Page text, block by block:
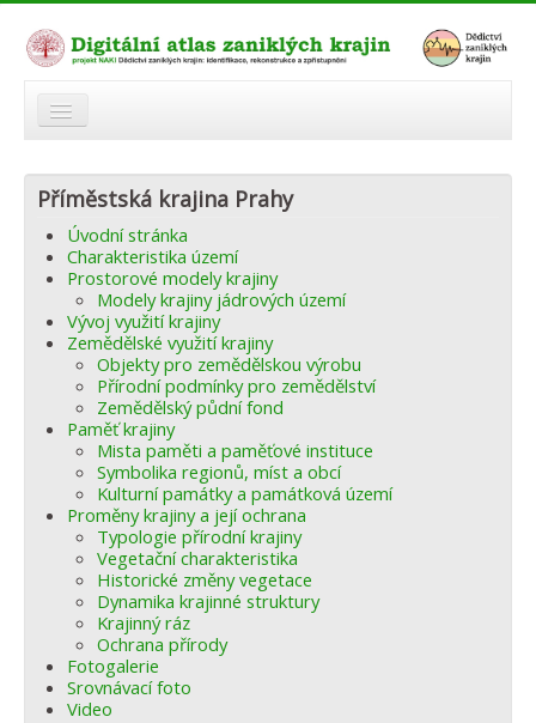
Modelová území
Zaniklé krajiny
Odkazy
Fórum
Autoři
Příměstská krajina Prahy
Úvodní stránka
Charakteristika území
Prostorové modely krajiny
Modely krajiny jádrových území
Vývoj využití krajiny
Zemědělské využití krajiny
Objekty pro zemědělskou výrobu
Přírodní podmínky pro zemědělství
Zemědělský půdní fond
Paměť krajiny
Mista paměti a paměťové instituce
Symbolika regionů, míst a obcí
Kulturní památky a památková území
Proměny krajiny a její ochrana
Typologie přírodní krajiny
Vegetační charakteristika
Historické změny vegetace
Dynamika krajinné struktury
Krajinný ráz
Ochrana přírody
Fotogalerie
Srovnávací foto
Video